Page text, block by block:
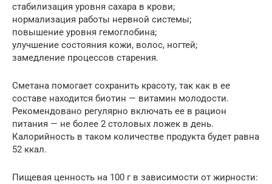
стабилизация уровня сахара в крови;
нормализация работы нервной системы;
повышение уровня гемоглобина;
улучшение состояния кожи, волос, ногтей;
замедление процессов старения.
Сметана помогает сохранить красоту, так как в ее
составе находится биотин — витамин молодости.
Рекомендовано регулярно включать ее в рацион
питания — не более 2 столовых ложек в день.
Калорийность в таком количестве продукта будет равна
52 ккал.
Пищевая ценность на 100 г в зависимости от жирности: